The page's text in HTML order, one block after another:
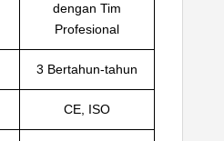
dengan Tim
Profesional
3 Bertahun-tahun
CE, ISO